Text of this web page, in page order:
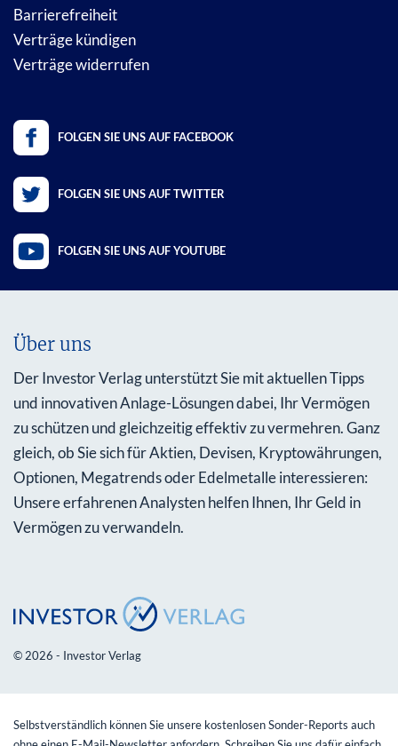
Barrierefreiheit
Verträge kündigen
Verträge widerrufen
FOLGEN SIE UNS AUF FACEBOOK
FOLGEN SIE UNS AUF TWITTER
FOLGEN SIE UNS AUF YOUTUBE
Über uns
Der Investor Verlag unterstützt Sie mit aktuellen Tipps
und innovativen Anlage-Lösungen dabei, Ihr Vermögen
zu schützen und gleichzeitig effektiv zu vermehren. Ganz
gleich, ob Sie sich für Aktien, Devisen, Kryptowährungen,
Optionen, Megatrends oder Edelmetalle interessieren:
Unsere erfahrenen Analysten helfen Ihnen, Ihr Geld in
Vermögen zu verwandeln.
© 2026 - Investor Verlag
Selbstverständlich können Sie unsere kostenlosen Sonder-Reports auch